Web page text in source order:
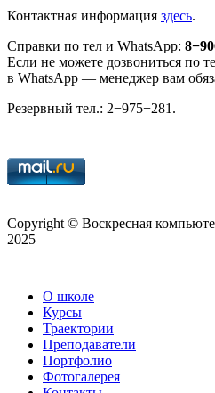
Контактная информация здесь.
Справки по тел и What­sApp: 8−
Если не можете дозвониться по
в What­sApp — менеджер вам
Резервный тел.: 2−975−281 .
Copy­right © Воскресная
2025
О школе
Курсы
Траектории
Преподаватели
Портфолио
Фотогалерея